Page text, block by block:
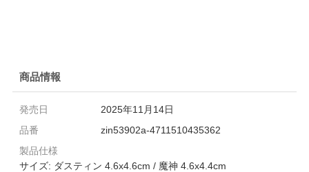
商品情報
発売日
2025年11月14日
品番
zin53902a-4711510435362
製品仕様
サイズ: ダスティン 4.6x4.6cm / 魔神 4.6x4.4cm